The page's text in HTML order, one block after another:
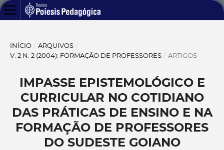
INÍCIO / ARQUIVOS /
V. 2 N. 2 (2004): FORMAÇÃO DE PROFESSORES / ARTIGOS
IMPASSE EPISTEMOLÓGICO E
CURRICULAR NO COTIDIANO
DAS PRÁTICAS DE ENSINO E NA
FORMAÇÃO DE PROFESSORES
DO SUDESTE GOIANO